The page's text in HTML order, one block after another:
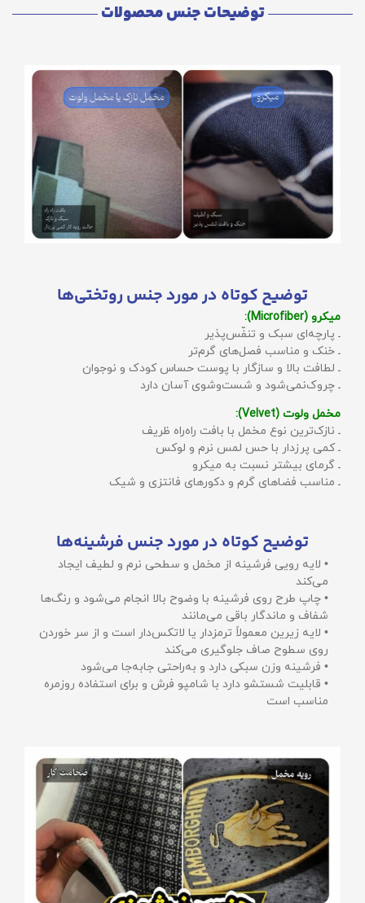
توضیحات جنس محصولات
توضیح کوتاه در مورد جنس روتختی‌ها
میکرو (Microfiber):
ـ پارچه‌ای سبک و تنفّس‌پذیر
ـ خنک و مناسب فصل‌های گرم‌تر
ـ لطافت بالا و سازگار با پوست حساس کودک و نوجوان
ـ چروک‌نمی‌شود و شست‌وشوی آسان دارد
مخمل ولوت (Velvet):
ـ نازک‌ترین نوع مخمل با بافت راه‌راه ظریف
ـ کمی پرزدار با حس لمس نرم و لوکس
ـ گرمای بیشتر نسبت به میکرو
ـ مناسب فضاهای گرم و دکورهای فانتزی و شیک
توضیح کوتاه در مورد جنس فرشینه‌ها
• لایه رویی فرشینه از مخمل و سطحی نرم و لطیف ایجاد
می‌کند
• چاپ طرح روی فرشینه با وضوح بالا انجام می‌شود و رنگ‌ها
شفاف و ماندگار باقی می‌مانند
• لایه زیرین معمولاً ترمزدار یا لاتکس‌دار است و از سر خوردن
روی سطوح صاف جلوگیری می‌کند
• فرشینه وزن سبکی دارد و به‌راحتی جابه‌جا می‌شود
• قابلیت شستشو دارد با شامپو فرش و برای استفاده روزمره
مناسب است